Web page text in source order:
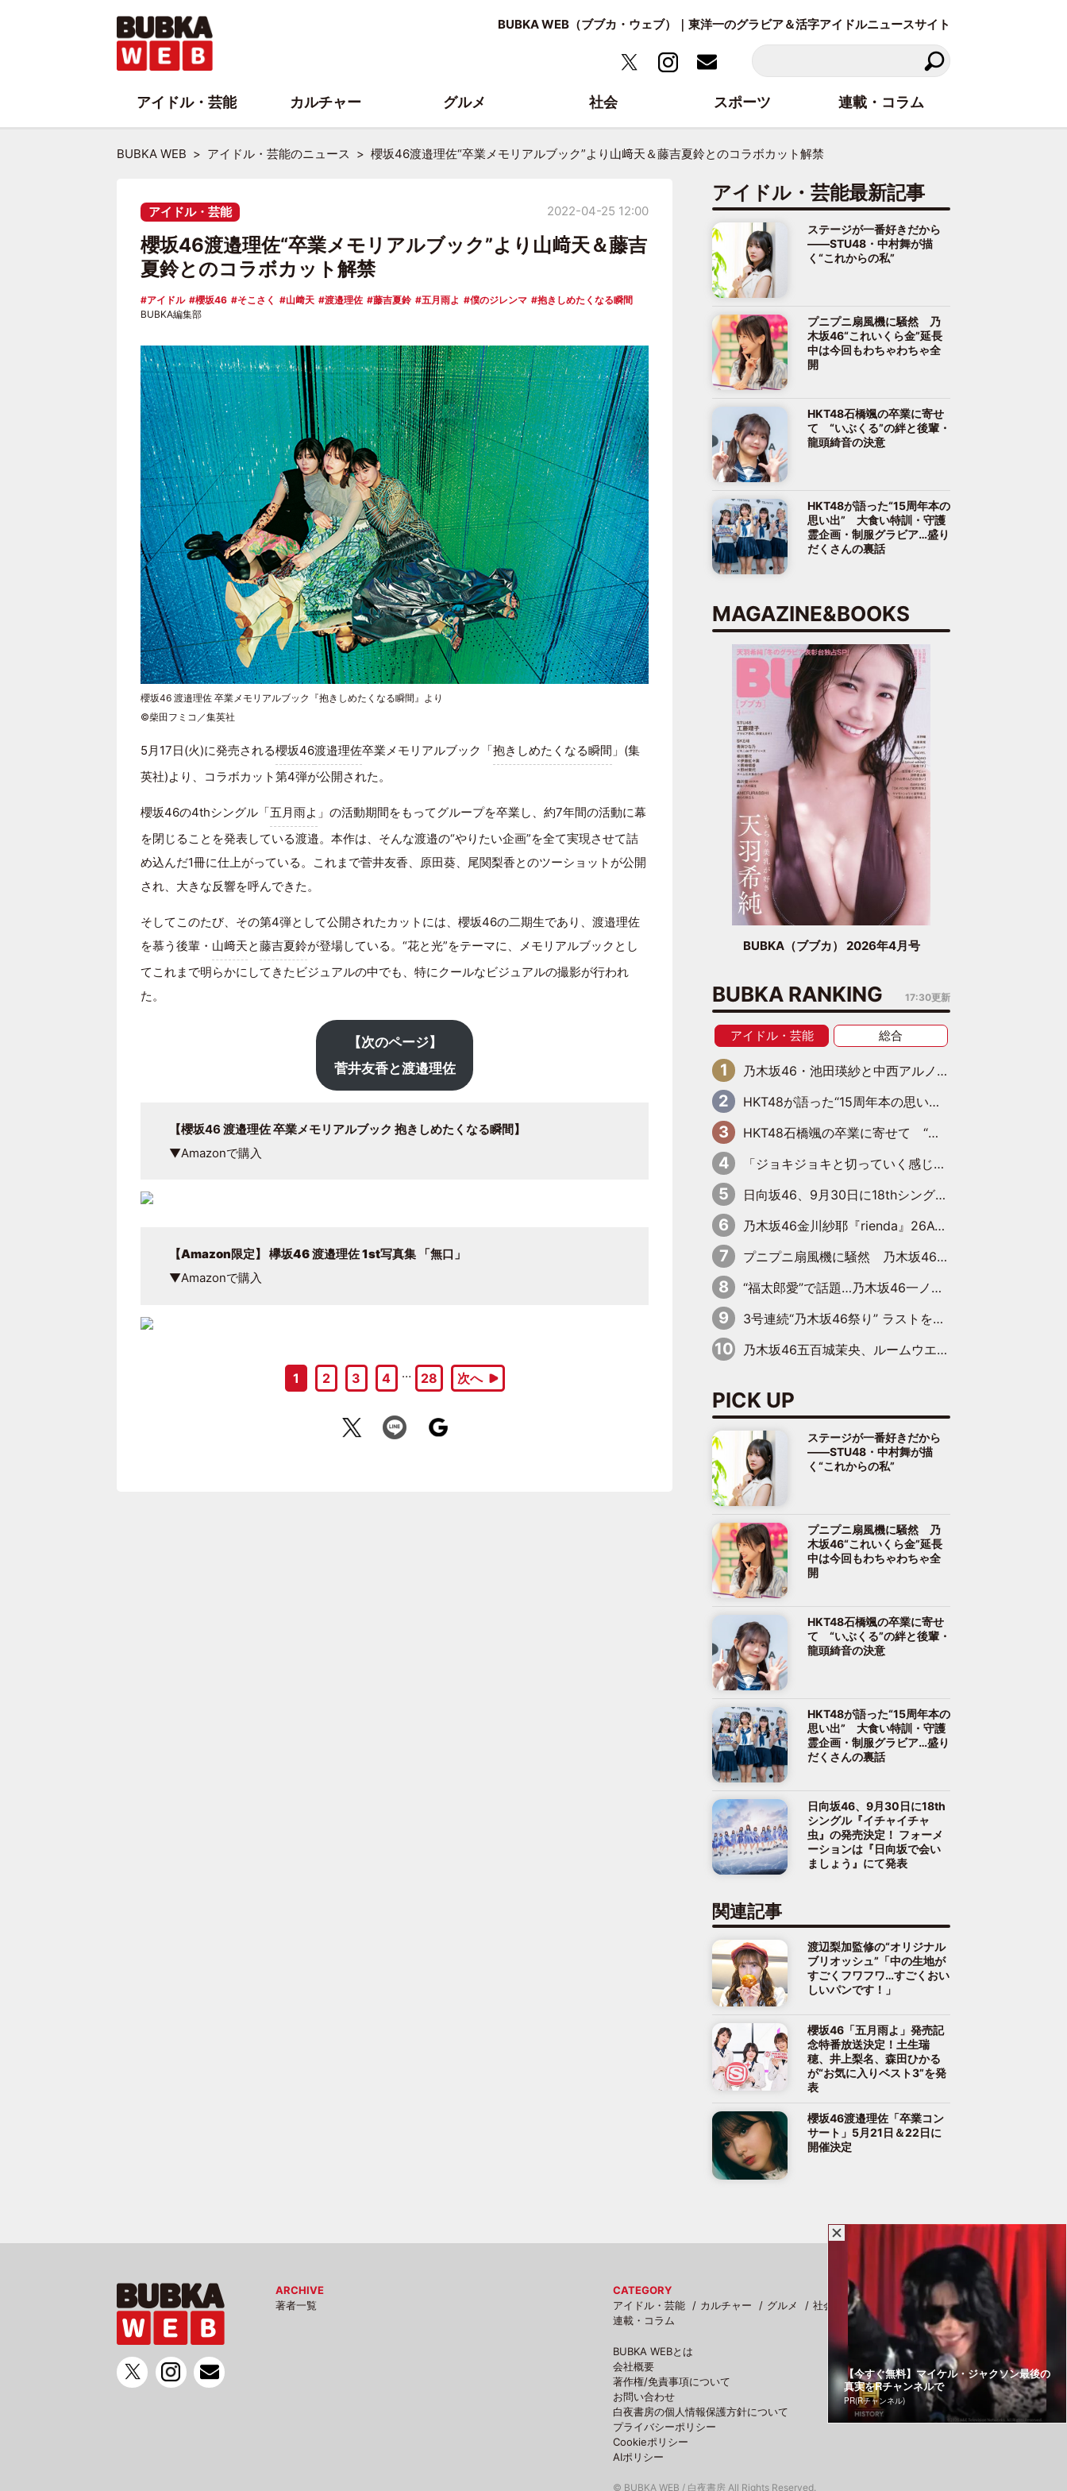
BUBKA WEB（ブブカ・ウェブ）｜東洋一のグラビア＆活字アイドルニュースサイト
BUBKA WEB アイドル・芸能のニュース 櫻坂46渡邉理佐“卒業メモリアルブック”より山﨑天＆藤吉夏鈴とのコラボカット解禁
アイドル・芸能 2022-04-25 12:00
櫻坂46渡邉理佐“卒業メモリアルブック”より山﨑天＆藤吉
夏鈴とのコラボカット解禁
アイドル 櫻坂46 そこさく 山﨑天 渡邉理佐 藤吉夏鈴 五月雨よ 僕のジレンマ
抱きしめたくなる瞬間
BUBKA編集部
櫻坂46 渡邉理佐 卒業メモリアルブック『抱きしめたくなる瞬間』より
©柴田フミコ／集英社
5月17日(火)に発売される櫻坂46渡邉理佐卒業メモリアルブック「抱きしめたくなる瞬間 」(集
英社)より、コラボカット第4弾が公開された。
櫻坂46の4thシングル「五月雨よ 」の活動期間をもってグループを卒業し、約7年間の活動に幕
を閉じることを発表している渡邉。本作は、そんな渡邉の“やりたい企画”を全て実現させて詰
め込んだ1冊に仕上がっている。これまで菅井友香、原田葵、尾関梨香とのツーショットが公開
され、大きな反響を呼んできた。
そしてこのたび、その第4弾として公開されたカットには、櫻坂46の二期生であり、渡邉理佐
を慕う後輩・ 山﨑天と藤吉夏鈴が登場している。“花と光”をテーマに、メモリアルブックとし
てこれまで明らかにしてきたビジュアルの中でも、特にクールなビジュアルの撮影が行われ
た。
【次のページ】
菅井友香と渡邉理佐
【櫻坂46 渡邉理佐 卒業メモリアルブック 抱きしめたくなる瞬間】
▼Amazonで購入
【Amazon限定】 欅坂46 渡邉理佐 1st写真集 「無口」
▼Amazonで購入
1 2 3 4 … 28 次へ
アイドル・芸能最新記事
ステージが一番好きだから
――STU48・中村舞が描
く“これからの私”
プニプニ扇風機に騒然 乃
木坂46“これいくら金”延長
中は今回もわちゃわちゃ全
開
HKT48石橋颯の卒業に寄せ
て “いぶくる”の絆と後輩・
龍頭綺音の決意
HKT48が語った“15周年本の
思い出” 大食い特訓・守護
霊企画・制服グラビア…盛り
だくさんの裏話
MAGAZINE&BOOKS
BUBKA（ブブカ） 2026年4月号
BUBKA RANKING 17:30更新
アイドル・芸能 総合
乃木坂46・池田瑛紗と中西アルノが「真冬のかき氷」騒動で火花散らす！ 因縁の裏にあるのは、逆境をともに“凌”ぐ似た者同士の絆
HKT48が語った“15周年本の思い出” 大食い特訓・守護霊企画・制服グラビア…盛りだくさんの裏話
HKT48石橋颯の卒業に寄せて “いぶくる”の絆と後輩・龍頭綺音の決意
「ジョキジョキと切っていく感じ」STU48中村舞、新しい挑戦は自らの手で
日向坂46、9月30日に18thシングル『イチャイチャ虫』の発売決定！ フォーメーションは『日向坂で会いましょう』にて発表
乃木坂46金川紗耶『rienda』26AW LOOKモデルに就任
プニプニ扇風機に騒然 乃木坂46“これいくら金”延長中は今回もわちゃわちゃ全開
“福太郎愛”で話題…乃木坂46一ノ瀬美空、地元福岡『めんべい25周年トップサポーター』に就任
3号連続“乃木坂46祭り” ラストを飾るのは賀喜遥香…5年ぶりの登場に「5年分大人になった私を見ていただけたら」
乃木坂46五百城茉央、ルームウエアでリラックス「今回のグラビアを見て成長を感じていただけるとうれしい」
PICK UP
ステージが一番好きだから
――STU48・中村舞が描
く“これからの私”
プニプニ扇風機に騒然 乃
木坂46“これいくら金”延長
中は今回もわちゃわちゃ全
開
HKT48石橋颯の卒業に寄せ
て “いぶくる”の絆と後輩・
龍頭綺音の決意
HKT48が語った“15周年本の
思い出” 大食い特訓・守護
霊企画・制服グラビア…盛り
だくさんの裏話
日向坂46、9月30日に18th
シングル『イチャイチャ
虫』の発売決定！ フォーメ
ーションは『日向坂で会い
ましょう』にて発表
関連記事
渡辺梨加監修の“オリジナル
ブリオッシュ”「中の生地が
すごくフワフワ…すごくおい
しいパンです！」
櫻坂46「五月雨よ」発売記
念特番放送決定！土生瑞
穂、井上梨名、森田ひかる
が“お気に入りベスト3”を発
表
櫻坂46渡邉理佐「卒業コン
サート」5月21日＆22日に
開催決定
ARCHIVE
著者一覧
CATEGORY
アイドル・芸能
カルチャー グルメ 社会
スポーツ
連載・コラム
BUBKA WEBとは
会社概要
著作権/免責事項について
お問い合わせ
白夜書房の個人情報保護方針について
プライバシーポリシー
Cookieポリシー
AIポリシー
© BUBKA WEB / 白夜書房 All Rights Reserved.
アイドル・芸能 カルチャー グルメ 社会 スポーツ 連載・コラム
【今すぐ無料】マイケル・ジャクソン最後の
真実をRチャンネルで
PR(Rチャンネル)